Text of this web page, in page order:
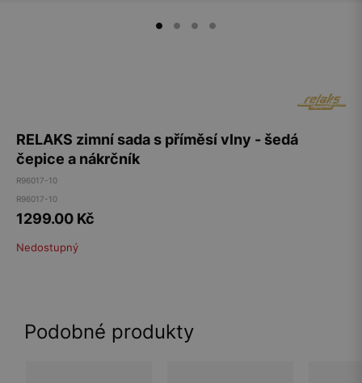
RELAKS zimní sada s příměsí vlny - šedá
čepice a nákrčník
R96017-10
R96017-10
1299.00 Kč
Nedostupný
Podobné produkty